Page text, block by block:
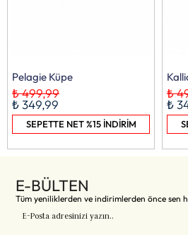
Pelagie Küpe
₺ 349,99
₺ 499,99
SEPETTE NET %15 İNDİRİM
₺
₺
E-BÜLTEN
Tüm yeniliklerden ve indirimlerden önce sen